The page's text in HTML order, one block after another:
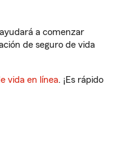
a comenzar
de seguro de vida
vida en línea. ¡Es rápido